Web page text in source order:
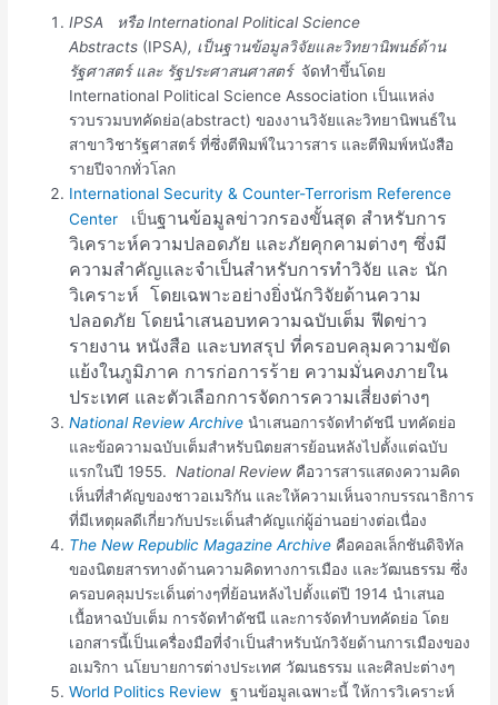
IPSA หรือ International Political Science
Abstracts (IPSA), เป็นฐานข้อมูลวิจัยและวิทยานิพนธ์ด้าน
รัฐศาสตร์ และ รัฐประศาสนศาสตร์ จัดทำขึ้นโดย
International Political Science Association เป็นแหล่ง
รวบรวมบทคัดย่อ(abstract) ของงานวิจัยและวิทยานิพนธ์ใน
สาขาวิชารัฐศาสตร์ ที่ซึ่งตีพิมพ์ในวารสาร และตีพิมพ์หนังสือ
รายปีจากทั่วโลก
International Security & Counter-Terrorism Reference
Center
เป็นฐานข้อมูลข่าวกรองขั้นสุด สำหรับการ
วิเคราะห์ความปลอดภัย และภัยคุกคามต่างๆ ซึ่งมี
ความสำคัญและจำเป็นสำหรับการทำวิจัย และ นัก
วิเคราะห์ โดยเฉพาะอย่างยิ่งนักวิจัยด้านความ
ปลอดภัย โดยนำเสนอบทความฉบับเต็ม ฟีดข่าว
รายงาน หนังสือ และบทสรุป ที่ครอบคลุมความขัด
แย้งในภูมิภาค การก่อการร้าย ความมั่นคงภายใน
ประเทศ และตัวเลือกการจัดการความเสี่ยงต่างๆ
National Review Archive นำเสนอการจัดทำดัชนี บทคัดย่อ
และข้อความฉบับเต็มสำหรับนิตยสารย้อนหลังไปตั้งแต่ฉบับ
แรกในปี 1955.National Review คือวารสารแสดงความคิด
เห็นที่สำคัญของชาวอเมริกัน และให้ความเห็นจากบรรณาธิการ
ที่มีเหตุผลดีเกี่ยวกับประเด็นสำคัญแก่ผู้อ่านอย่างต่อเนื่อง
The New Republic Magazine Archive คือคอลเล็กชันดิจิทัล
ของนิตยสารทางด้านความคิดทางการเมือง และวัฒนธรรม ซึ่ง
ครอบคลุมประเด็นต่างๆที่ย้อนหลังไปตั้งแต่ปี 1914 นำเสนอ
เนื้อหาฉบับเต็ม การจัดทำดัชนี และการจัดทำบทคัดย่อ โดย
เอกสารนี้เป็นเครื่องมือที่จำเป็นสำหรับนักวิจัยด้านการเมืองของ
อเมริกา นโยบายการต่างประเทศ วัฒนธรรม และศิลปะต่างๆ
World Politics Review ฐานข้อมูลเฉพาะนี้ ให้การวิเคราะห์